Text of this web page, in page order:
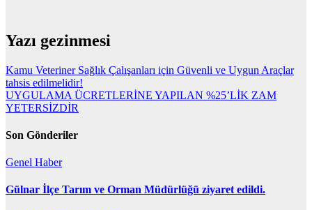
Yazı gezinmesi
Kamu Veteriner Sağlık Çalışanları için Güvenli ve Uygun Araçlar
tahsis edilmelidir!
UYGULAMA ÜCRETLERİNE YAPILAN %25’LİK ZAM
YETERSİZDİR
Son Gönderiler
Genel Haber
Gülnar İlçe Tarım ve Orman Müdürlüğü ziyaret edildi.